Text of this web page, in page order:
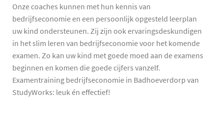
Onze coaches kunnen met hun kennis van
bedrijfseconomie en een persoonlijk opgesteld leerplan
uw kind ondersteunen. Zij zijn ook ervaringsdeskundigen
in het slim leren van bedrijfseconomie voor het komende
examen. Zo kan uw kind met goede moed aan de examens
beginnen en komen die goede cijfers vanzelf.
Examentraining bedrijfseconomie in Badhoeverdorp van
StudyWorks: leuk én effectief!